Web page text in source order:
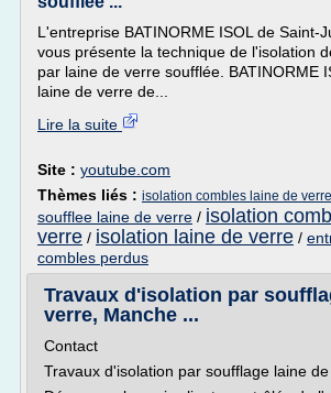
L'entreprise BATINORME ISOL de Saint-
vous présente la technique de l'isolation
par laine de verre soufflée. BATINORME
laine de verre de...
Lire la suite
Site : youtube.com
Thèmes liés : isolation combles laine de
soufflee laine de verre / isolation
verre / isolation laine de verre /
combles perdus
Travaux d'isolation par
verre, Manche ...
Contact
Travaux d'isolation par soufflage laine